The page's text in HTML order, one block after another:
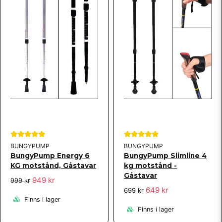
BUNGYPUMP
BungyPump Energy 6
KG motstånd, Gåstavar
999 kr 949 kr
Finns i lager
BUNGYPUMP
BungyPump Slimline 4
kg motstånd -
Gåstavar
699 kr 649 kr
Finns i lager